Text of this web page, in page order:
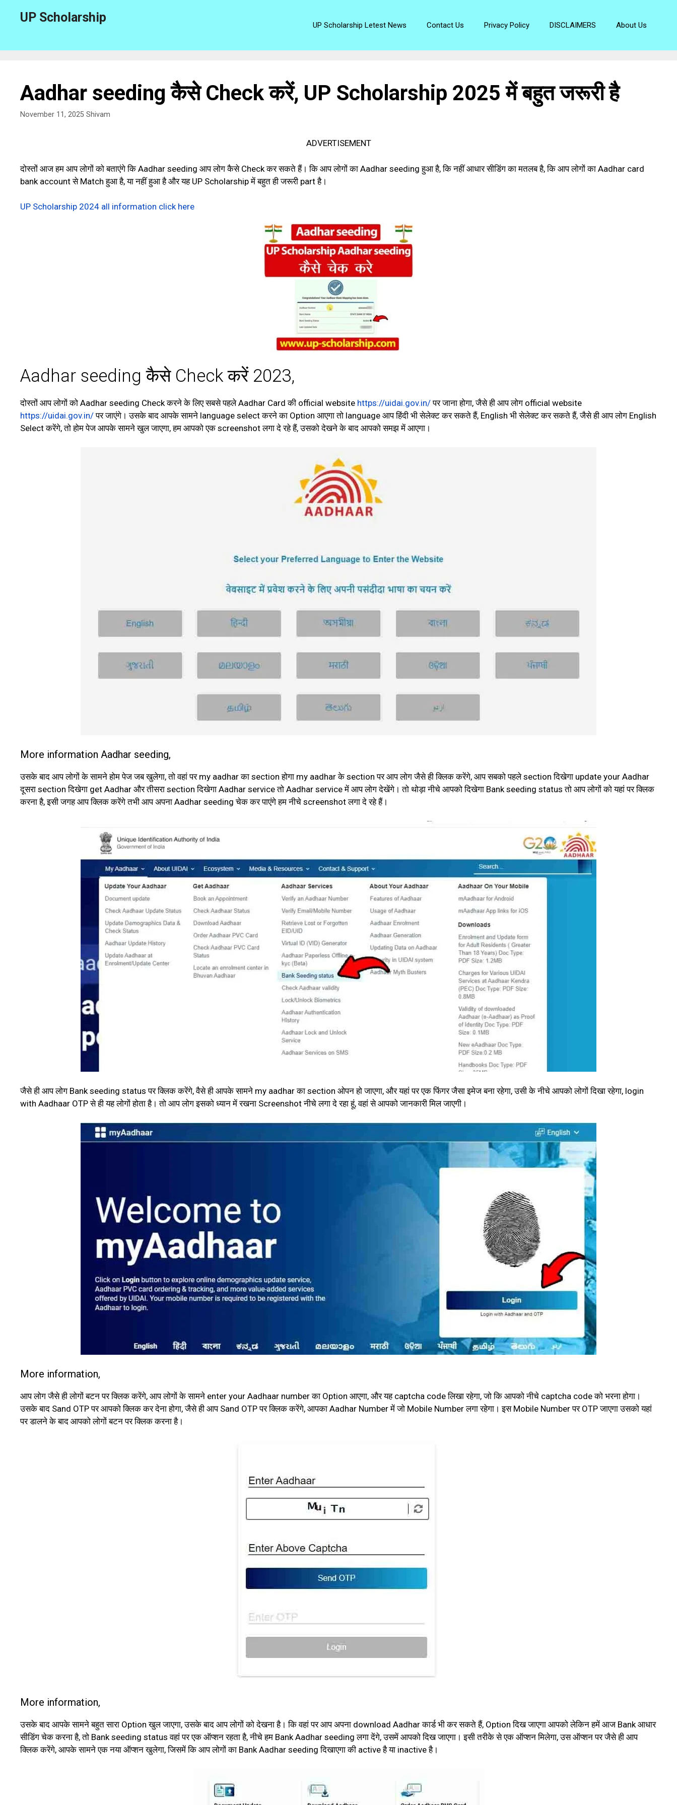
UP Scholarship
UP Scholarship Letest News Contact Us Privacy Policy DISCLAIMERS About Us
Aadhar seeding कैसे Check करें, UP Scholarship 2025 में बहुत जरूरी है
November 11, 2025 Shivam
ADVERTISEMENT
दोस्तों आज हम आप लोगों को बताएंगे कि Aadhar seeding आप लोग कैसे Check कर सकते हैं। कि आप लोगों का Aadhar seeding हुआ है, कि नहीं आधार सीडिंग का मतलब है, कि आप लोगों का Aadhar card
bank account से Match हुआ है, या नहीं हुआ है और यह UP Scholarship में बहुत ही जरूरी part है।
UP Scholarship 2024 all information click here
Aadhar seeding कैसे Check करें 2023,
दोस्तों आप लोगों को Aadhar seeding Check करने के लिए सबसे पहले Aadhar Card की official website https://uidai.gov.in/पर जाना होगा, जैसे ही आप लोग official website
https://uidai.gov.in/पर जाएंगे। उसके बाद आपके सामने language select करने का Option आएगा तो language आप हिंदी भी सेलेक्ट कर सकते हैं, English भी सेलेक्ट कर सकते हैं, जैसे ही आप लोग English
Select करेंगे, तो होम पेज आपके सामने खुल जाएगा, हम आपको एक screenshot लगा दे रहे हैं, उसको देखने के बाद आपको समझ में आएगा।
More information Aadhar seeding,
उसके बाद आप लोगों के सामने होम पेज जब खुलेगा, तो वहां पर my aadhar का section होगा my aadhar के section पर आप लोग जैसे ही क्लिक करेंगे, आप सबको पहले section दिखेगा update your Aadhar
दूसरा section दिखेगा get Aadhar और तीसरा section दिखेगा Aadhar service तो Aadhar service में आप लोग देखेंगे। तो थोड़ा नीचे आपको दिखेगा Bank seeding status तो आप लोगों को यहां पर क्लिक
करना है, इसी जगह आप क्लिक करेंगे तभी आप अपना Aadhar seeding चेक कर पाएंगे हम नीचे screenshot लगा दे रहे हैं।
जैसे ही आप लोग Bank seeding status पर क्लिक करेंगे, वैसे ही आपके सामने my aadhar का section ओपन हो जाएगा, और यहां पर एक फिंगर जैसा इमेज बना रहेगा, उसी के नीचे आपको लोगों दिखा रहेगा, login
with Aadhaar OTP से ही यह लोगों होता है। तो आप लोग इसको ध्यान में रखना Screenshot नीचे लगा दे रहा हूं, वहां से आपको जानकारी मिल जाएगी।
More information,
आप लोग जैसे ही लोगों बटन पर क्लिक करेंगे, आप लोगों के सामने enter your Aadhaar number का Option आएगा, और यह captcha code लिखा रहेगा, जो कि आपको नीचे captcha code को भरना होगा।
उसके बाद Sand OTP पर आपको क्लिक कर देना होगा, जैसे ही आप Sand OTP पर क्लिक करेंगे, आपका Aadhar Number में जो Mobile Number लगा रहेगा। इस Mobile Number पर OTP जाएगा उसको यहां
पर डालने के बाद आपको लोगों बटन पर क्लिक करना है।
More information,
उसके बाद आपके सामने बहुत सारा Option खुल जाएगा, उसके बाद आप लोगों को देखना है। कि वहां पर आप अपना download Aadhar कार्ड भी कर सकते हैं, Option दिख जाएगा आपको लेकिन हमें आज Bank आधार
सीडिंग चेक करना है, तो Bank seeding status वहां पर एक ऑप्शन रहता है, नीचे हम Bank Aadhar seeding लगा देंगे, उसमें आपको दिख जाएगा। इसी तरीके से एक ऑप्शन मिलेगा, उस ऑप्शन पर जैसे ही आप
क्लिक करेंगे, आपके सामने एक नया ऑप्शन खुलेगा, जिसमें कि आप लोगों का Bank Aadhar seeding दिखाएगा की active है या inactive है।